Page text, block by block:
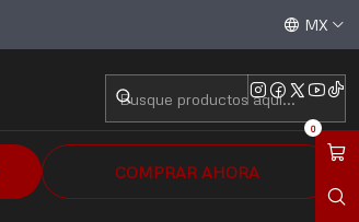
0
Aceptamos todas las tarjetas de crédito / débito y
MX
COMPRAR AHORA